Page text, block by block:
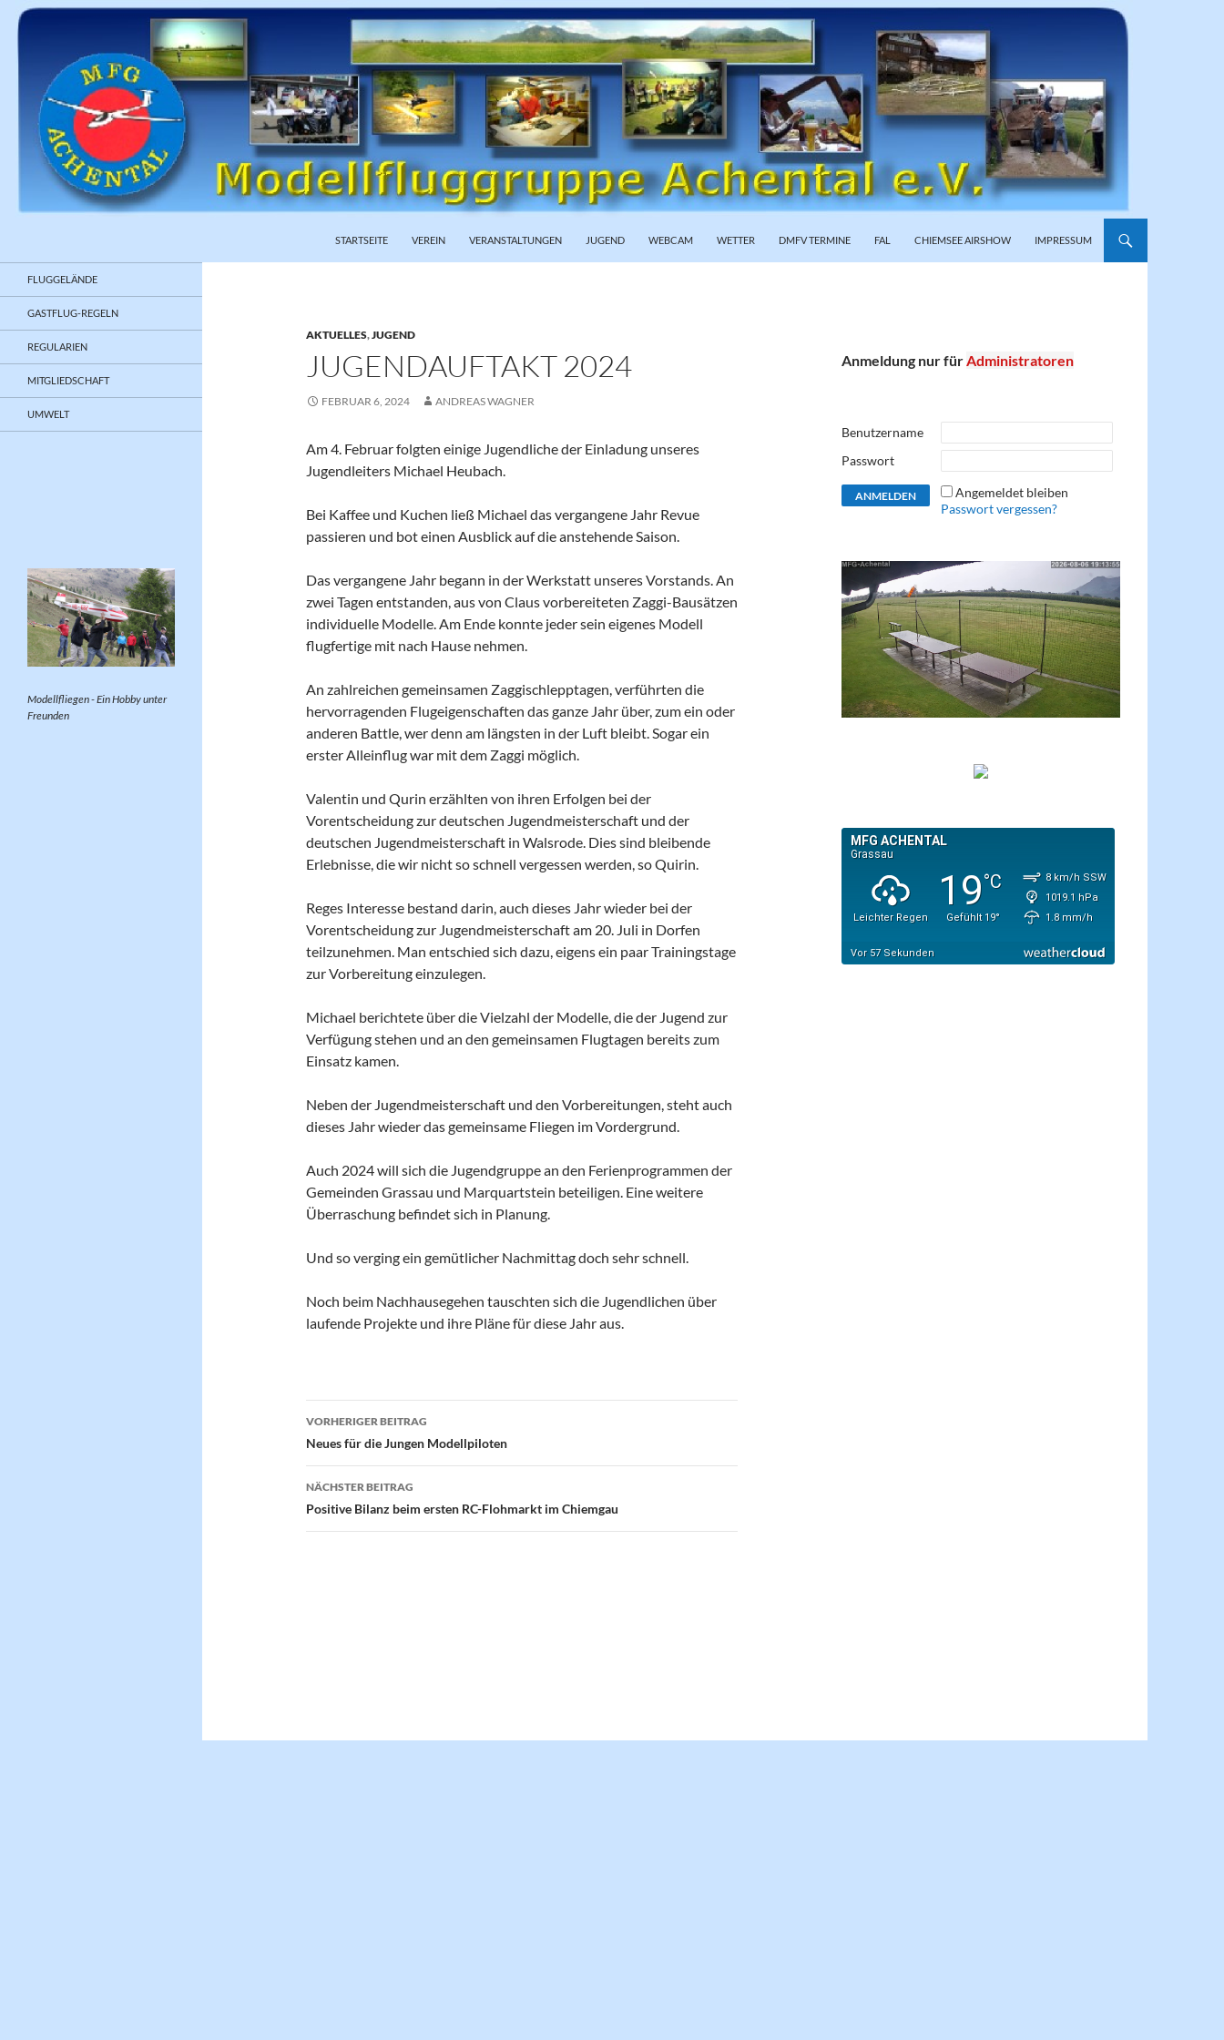
STARTSEITE
VEREIN VERANSTALTUNGEN JUGEND WEBCAM WETTER DMFV TERMINE FAL CHIEMSEE AIRSHOW IMPRESSUM
AKTUELLES,JUGEND
JUGENDAUFTAKT 2024
FEBRUAR 6, 2024 ANDREAS WAGNER
Am 4. Februar folgten einige Jugendliche der Einladung unseres
Jugendleiters Michael Heubach.
Bei Kaffee und Kuchen ließ Michael das vergangene Jahr Revue
passieren und bot einen Ausblick auf die anstehende Saison.
Das vergangene Jahr begann in der Werkstatt unseres Vorstands. An
zwei Tagen entstanden, aus von Claus vorbereiteten Zaggi-Bausätzen
individuelle Modelle. Am Ende konnte jeder sein eigenes Modell
flugfertige mit nach Hause nehmen.
An zahlreichen gemeinsamen Zaggischlepptagen, verführten die
hervorragenden Flugeigenschaften das ganze Jahr über, zum ein oder
anderen Battle, wer denn am längsten in der Luft bleibt. Sogar ein
erster Alleinflug war mit dem Zaggi möglich.
Valentin und Qurin erzählten von ihren Erfolgen bei der
Vorentscheidung zur deutschen Jugendmeisterschaft und der
deutschen Jugendmeisterschaft in Walsrode. Dies sind bleibende
Erlebnisse, die wir nicht so schnell vergessen werden, so Quirin.
Reges Interesse bestand darin, auch dieses Jahr wieder bei der
Vorentscheidung zur Jugendmeisterschaft am 20. Juli in Dorfen
teilzunehmen. Man entschied sich dazu, eigens ein paar Trainingstage
zur Vorbereitung einzulegen.
Michael berichtete über die Vielzahl der Modelle, die der Jugend zur
Verfügung stehen und an den gemeinsamen Flugtagen bereits zum
Einsatz kamen.
Neben der Jugendmeisterschaft und den Vorbereitungen, steht auch
dieses Jahr wieder das gemeinsame Fliegen im Vordergrund.
Auch 2024 will sich die Jugendgruppe an den Ferienprogrammen der
Gemeinden Grassau und Marquartstein beteiligen. Eine weitere
Überraschung befindet sich in Planung.
Und so verging ein gemütlicher Nachmittag doch sehr schnell.
Noch beim Nachhausegehen tauschten sich die Jugendlichen über
laufende Projekte und ihre Pläne für diese Jahr aus.
Beitragsnavigation
VORHERIGER BEITRAG
Neues für die Jungen Modellpiloten
NÄCHSTER BEITRAG
Positive Bilanz beim ersten RC-Flohmarkt im Chiemgau
Anmeldung nur fürAdministratoren
Benutzername
Passwort
Angemeldet bleiben
Passwort vergessen?
FLUGGELÄNDE
GASTFLUG-REGELN
REGULARIEN
MITGLIEDSCHAFT
UMWELT
Modellfliegen - Ein Hobby unter
Freunden